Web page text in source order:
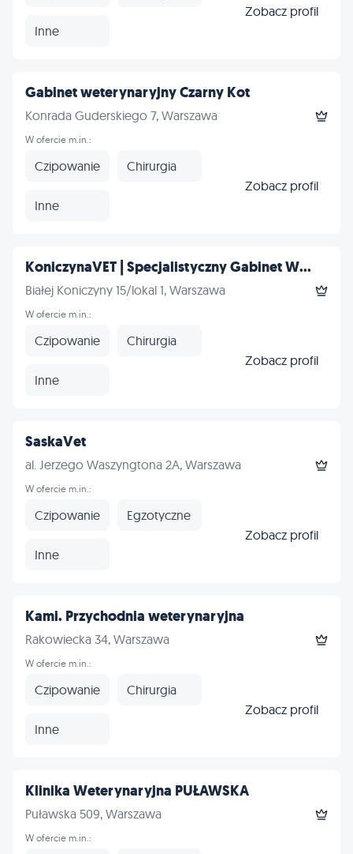
Inne
Zobacz profil
Gabinet weterynaryjny Czarny Kot
Konrada Guderskiego 7, Warszawa
W ofercie m.in.:
Czipowanie Chirurgia
Inne
Zobacz profil
KoniczynaVET | Specjalistyczny Gabinet W...
Białej Koniczyny 15/lokal 1, Warszawa
W ofercie m.in.:
Czipowanie Chirurgia
Inne
Zobacz profil
SaskaVet
al. Jerzego Waszyngtona 2A, Warszawa
W ofercie m.in.:
Czipowanie Egzotyczne
Inne
Zobacz profil
Kami. Przychodnia weterynaryjna
Rakowiecka 34, Warszawa
W ofercie m.in.:
Czipowanie Chirurgia
Inne
Zobacz profil
Klinika Weterynaryjna PUŁAWSKA
Puławska 509, Warszawa
W ofercie m.in.: